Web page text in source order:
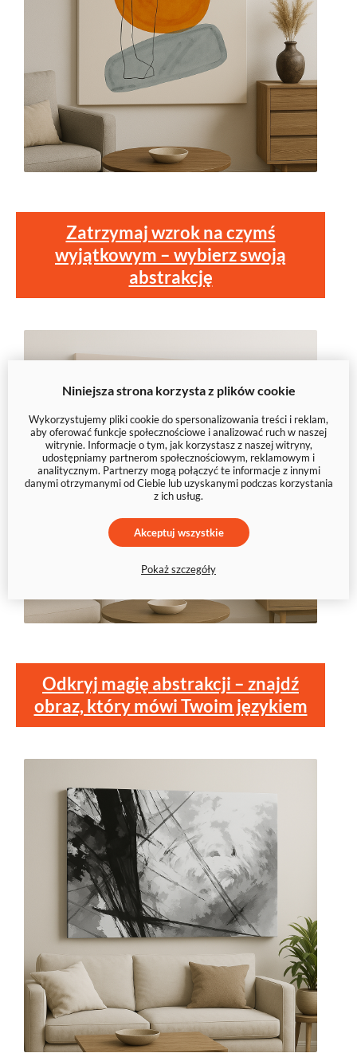
Zatrzymaj wzrok na czymś
wyjątkowym – wybierz swoją
abstrakcję
Odkryj magię abstrakcji – znajdź
obraz, który mówi Twoim językiem
Niniejsza strona korzysta z plików cookie
Wykorzystujemy pliki cookie do spersonalizowania treści i reklam,
aby oferować funkcje społecznościowe i analizować ruch w naszej
witrynie. Informacje o tym, jak korzystasz z naszej witryny,
udostępniamy partnerom społecznościowym, reklamowym i
analitycznym. Partnerzy mogą połączyć te informacje z innymi
danymi otrzymanymi od Ciebie lub uzyskanymi podczas korzystania
z ich usług.
Akceptuj wszystkie
Pokaż szczegóły